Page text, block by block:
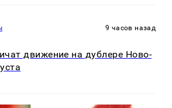
9 часов назад
движение на дублере Ново-